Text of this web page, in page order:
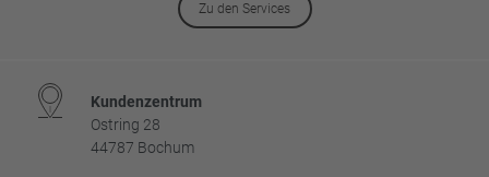
Zu den Services
Kundenzentrum
Ostring 28
44787 Bochum